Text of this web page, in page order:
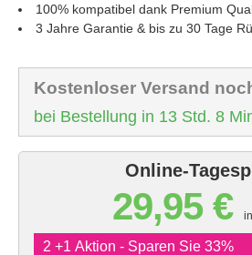
100% kompatibel dank Premium
3 Jahre Garantie & bis zu 30 Tage
Kostenloser Versand
bei Bestellung in 13 Std. 8
Online-
29,95 €
2 +1 Aktion - Sparen Sie 33%